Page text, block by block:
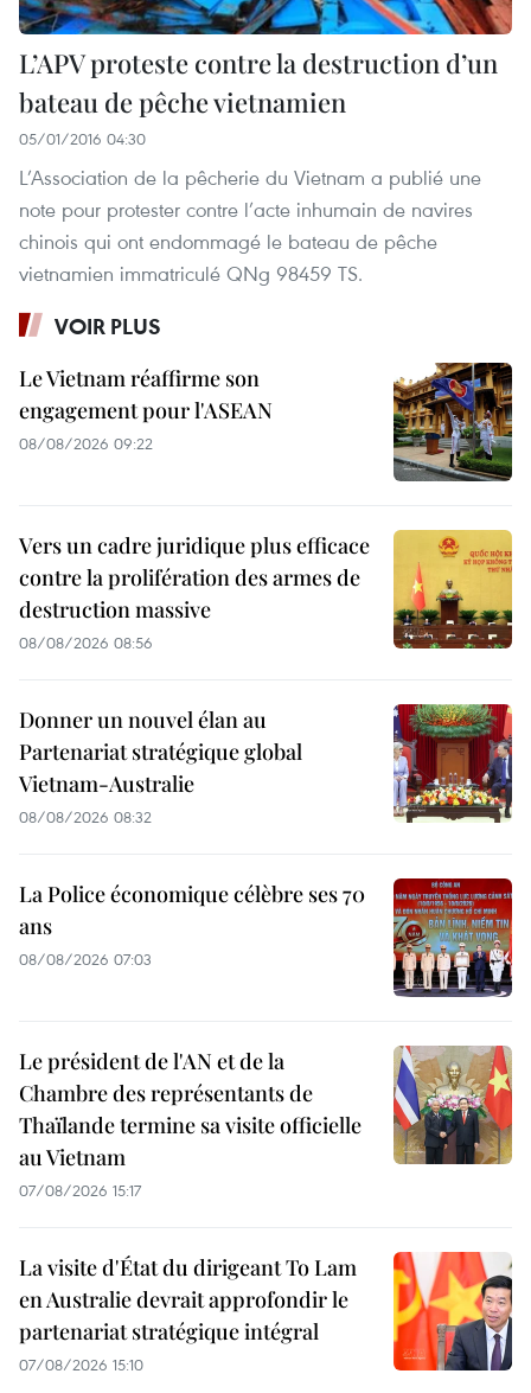
L’APV proteste contre la destruction d’un
bateau de pêche vietnamien
05/01/2016 04:30
L’Association de la pêcherie du Vietnam a publié une
note pour protester contre l’acte inhumain de navires
chinois qui ont endommagé le bateau de pêche
vietnamien immatriculé QNg 98459 TS.
VOIR PLUS
Le Vietnam réaffirme son
engagement pour l'ASEAN
08/08/2026 09:22
Vers un cadre juridique plus efficace
contre la prolifération des armes de
destruction massive
08/08/2026 08:56
Donner un nouvel élan au
Partenariat stratégique global
Vietnam-Australie
08/08/2026 08:32
La Police économique célèbre ses 70
ans
08/08/2026 07:03
Le président de l'AN et de la
Chambre des représentants de
Thaïlande termine sa visite officielle
au Vietnam
07/08/2026 15:17
La visite d'État du dirigeant To Lam
en Australie devrait approfondir le
partenariat stratégique intégral
07/08/2026 15:10